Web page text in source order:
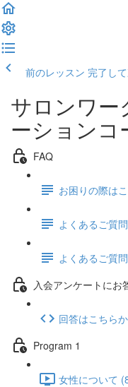
前のレッスン 完了し
サロンワー
ーションコ
FAQ
お困りの際は
よくあるご質
よくあるご質
入会アンケートにお
回答はこちら
Program 1
女性について